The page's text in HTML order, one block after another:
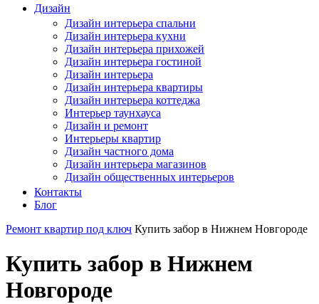
Дизайн
Дизайн интерьера спальни
Дизайн интерьера кухни
Дизайн интерьера прихожей
Дизайн интерьера гостиной
Дизайн интерьера
Дизайн интерьера квартиры
Дизайн интерьера коттеджа
Интерьер таунхауса
Дизайн и ремонт
Интерьеры квартир
Дизайн частного дома
Дизайн интерьера магазинов
Дизайн общественных интерьеров
Контакты
Блог
Ремонт квартир под ключ Купить забор в Нижнем Новгороде
Купить забор в Нижнем
Новгороде